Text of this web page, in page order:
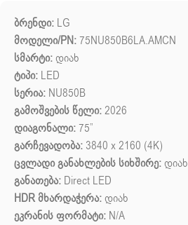
ბრენდი: LG
მოდელი/PN: 75NU850B6LA.AMCN
სმარტი: დიახ
ტიპი: LED
სერია: NU850B
გამოშვების წელი:2026
დიაგონალი: 75”
გარჩევადობა: 3840 x 2160 (4K)
ცვლადი განახლების სიხშირე: დიახ
განათება: Direct LED
HDR მხარდაჭერა: დიახ
ეკრანის ფორმატი: N/A